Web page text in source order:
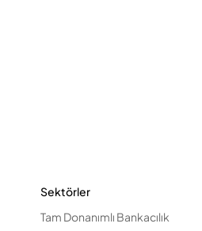
Sektörler
Tam Donanımlı Bankacılık